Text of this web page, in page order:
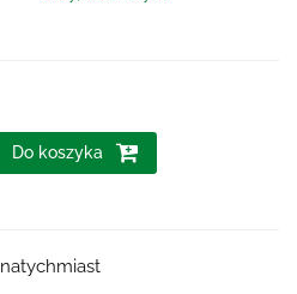
Do koszyka
natychmiast